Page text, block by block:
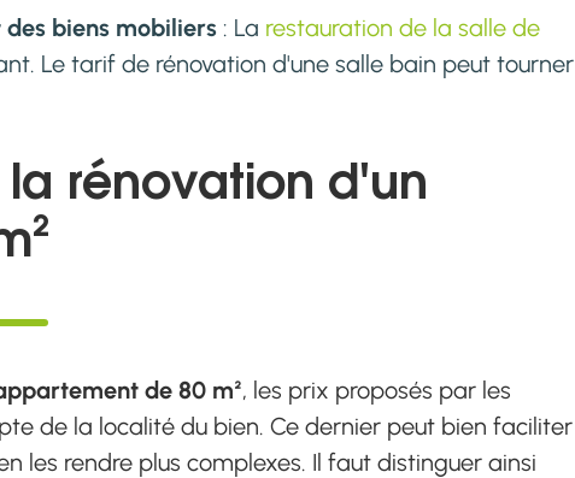
biens mobiliers : La restauration de la salle de
Le tarif de rénovation d'une salle bain peut tourner
rénovation d'un
de 80 m², les prix proposés par les
de la localité du bien. Ce dernier peut bien faciliter
les rendre plus complexes. Il faut distinguer ainsi